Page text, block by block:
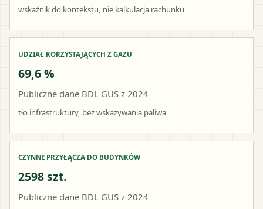
wskaźnik do kontekstu, nie kalkulacja rachunku
UDZIAŁ KORZYSTAJĄCYCH Z GAZU
69,6 %
Publiczne dane BDL GUS z 2024
tło infrastruktury, bez wskazywania paliwa
CZYNNE PRZYŁĄCZA DO BUDYNKÓW
2598 szt.
Publiczne dane BDL GUS z 2024